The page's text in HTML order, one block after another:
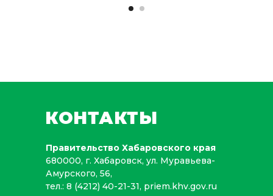
КОНТАКТЫ
Правительство Хабаровского края
680000, г. Хабаровск, ул. Муравьева-
Амурского, 56,
тел.: 8 (4212) 40-21-31, priem.khv.gov.ru